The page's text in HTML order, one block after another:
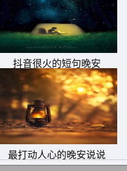
夜，期待明天有个最精
月亮婆婆那等你啊你快点
怎样的幻想和拥抱，表情
觉想要亲吻你的冲动就这
真挚的诚意和祝福;愿我的
抖音很火的短句晚安
最打动人心的晚安说说